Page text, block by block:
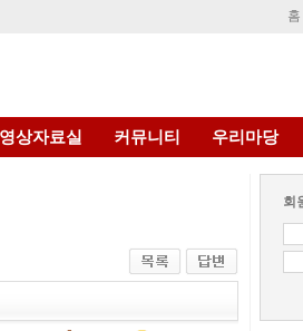
홈
상자료실 커뮤니티 우리마당
회